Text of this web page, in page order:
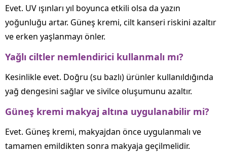
Evet. UV ışınları yıl boyunca etkili olsa da yazın
yoğunluğu artar. Güneş kremi, cilt kanseri riskini azaltır
ve erken yaşlanmayı önler.
Yağlı ciltler nemlendirici kullanmalı mı?
Kesinlikle evet. Doğru (su bazlı) ürünler kullanıldığında
yağ dengesini sağlar ve sivilce oluşumunu azaltır.
Güneş kremi makyaj altına uygulanabilir mi?
Evet. Güneş kremi, makyajdan önce uygulanmalı ve
tamamen emildikten sonra makyaja geçilmelidir.